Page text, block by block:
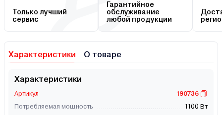
Только лучший
сервис
Гарантийное
обслуживание
любой продукции
Характеристики О товаре
Характеристики
Артикул
190736
Потребляемая мощность
1100 Вт